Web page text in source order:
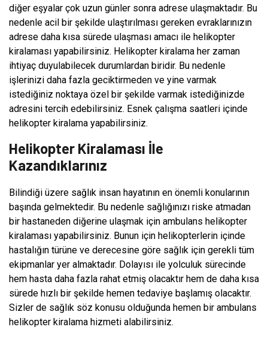
diğer eşyalar çok uzun günler sonra adrese ulaşmaktadır. Bu
nedenle acil bir şekilde ulaştırılması gereken evraklarınızın
adrese daha kısa sürede ulaşması amacı ile helikopter
kiralaması yapabilirsiniz. Helikopter kiralama her zaman
ihtiyaç duyulabilecek durumlardan biridir. Bu nedenle
işlerinizi daha fazla geciktirmeden ve yine varmak
istediğiniz noktaya özel bir şekilde varmak istediğinizde
adresini tercih edebilirsiniz. Esnek çalışma saatleri içinde
helikopter kiralama yapabilirsiniz.
Helikopter Kiralaması İle
Kazandıklarınız
Bilindiği üzere sağlık insan hayatının en önemli konularının
başında gelmektedir. Bu nedenle sağlığınızı riske atmadan
bir hastaneden diğerine ulaşmak için ambulans helikopter
kiralaması yapabilirsiniz. Bunun için helikopterlerin içinde
hastalığın türüne ve derecesine göre sağlık için gerekli tüm
ekipmanlar yer almaktadır. Dolayısı ile yolculuk sürecinde
hem hasta daha fazla rahat etmiş olacaktır hem de daha kısa
sürede hızlı bir şekilde hemen tedaviye başlamış olacaktır.
Sizler de sağlık söz konusu olduğunda hemen bir ambulans
helikopter kiralama hizmeti alabilirsiniz.